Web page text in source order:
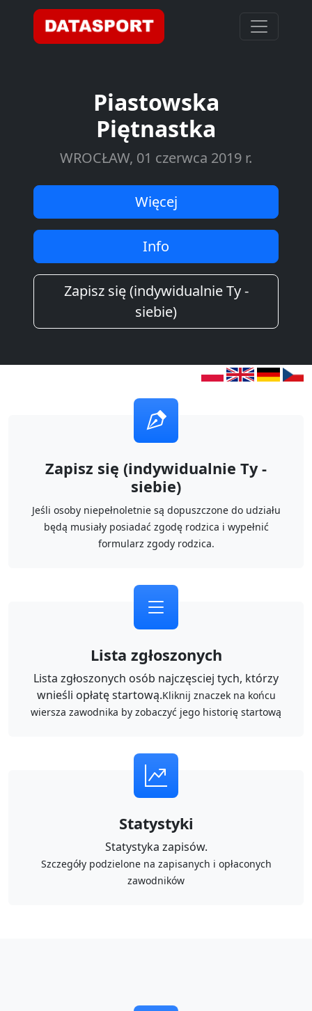
Piastowska
Piętnastka
WROCŁAW, 01 czerwca 2019 r.
Więcej
Info
Zapisz się (indywidualnie Ty -
siebie)
Zapisz się (indywidualnie Ty -
siebie)
Jeśli osoby niepełnoletnie są dopuszczone do udziału
będą musiały posiadać zgodę rodzica i wypełnić
formularz zgody rodzica.
Lista zgłoszonych
Lista zgłoszonych osób najczęsciej tych, którzy
wnieśli opłatę startową.Kliknij znaczek na końcu
wiersza zawodnika by zobaczyć jego historię startową
Statystyki
Statystyka zapisów.
Szczegóły podzielone na zapisanych i opłaconych
zawodników